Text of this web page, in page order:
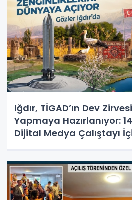
Iğdır, TİGAD’ın Dev
Yapmaya Hazırlanıyor:
Dijital Medya Çalıştayı